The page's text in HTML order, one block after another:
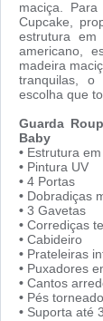
maciça.
Cupcake,
estrutura
americano,
madeira
tranquilas, o
escolha que
Guarda
Baby
• Estrutura
• Pintura UV
• 4 Portas
• Dobradiças
• 3 Gavetas
• Corrediças
• Cabideiro
• Prateleiras
• Puxadores
• Cantos
• Pés
• Suporta até